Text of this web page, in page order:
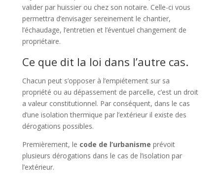
valider par huissier ou chez son notaire. Celle-ci vous
permettra d’envisager sereinement le chantier,
l’échaudage, l’entretien et l’éventuel changement de
propriétaire.
Ce que dit la loi dans l’autre cas.
Chacun peut s’opposer à l’empiétement sur sa
propriété ou au dépassement de parcelle, c’est un droit
a valeur constitutionnel. Par conséquent, dans le cas
d’une isolation thermique par l’extérieur il existe des
dérogations possibles.
Premièrement, le code de l’urbanisme prévoit
plusieurs dérogations dans le cas de l’isolation par
l’extérieur.